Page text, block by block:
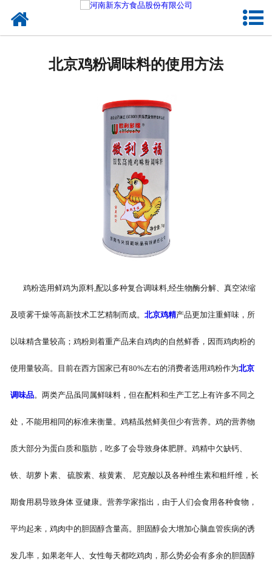
北京鸡粉调味料的使用方法
鸡粉选用鲜鸡为原料,配以多种复合调味料,经生物酶分解、真空浓缩
及喷雾干燥等高新技术工艺精制而成。 北京鸡精产品更加注重鲜味，所
以味精含量较高；鸡粉则着重产品来自鸡肉的自然鲜香，因而鸡肉粉的
使用量较高。目前在西方国家已有80%左右的消费者选用鸡粉作为北京
调味品。两类产品虽同属鲜味料，但在配料和生产工艺上有许多不同之
处，不能用相同的标准来衡量。鸡精虽然鲜美但少有营养。鸡的营养物
质大部分为蛋白质和脂肪，吃多了会导致身体肥胖。鸡精中欠缺钙、
铁、胡萝卜素、 硫胺素、核黄素、 尼克酸以及各种维生素和粗纤维，长
期食用易导致身体 亚健康。营养学家指出，由于人们会食用各种食物，
平均起来，鸡肉中的胆固醇含量高。胆固醇会大增加心脑血管疾病的诱
发几率，如果老年人、女性每天都吃鸡肉，那么势必会有多余的胆固醇